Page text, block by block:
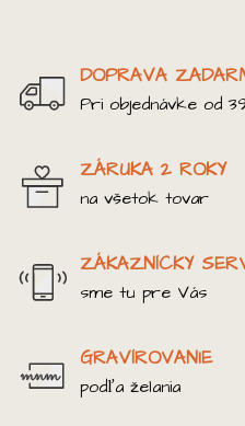
DOPRAVA
Pri objednávke od
ZÁRUKA 2 ROKY
na všetok tovar
ZÁKAZNÍCKY
sme tu pre Vás
GRAVÍROVANIE
podľa želania